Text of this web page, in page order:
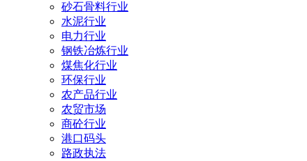
砂石骨料行业
水泥行业
电力行业
钢铁冶炼行业
煤焦化行业
环保行业
农产品行业
农贸市场
商砼行业
港口码头
路政执法